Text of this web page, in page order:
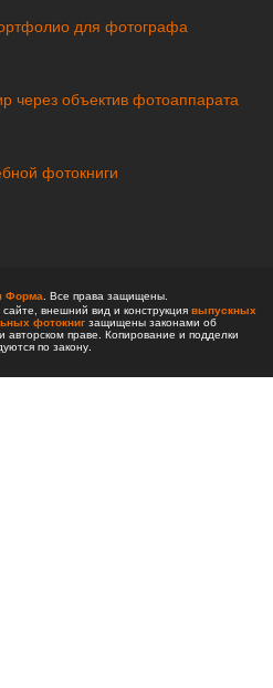
для фотографа
через объектив фотоаппарата
фотокниги
Форма . Все права защищены.
внешний вид и конструкция выпускных
фотокнигзащищены законами об
авторском праве. Копирование и подделки
по закону.